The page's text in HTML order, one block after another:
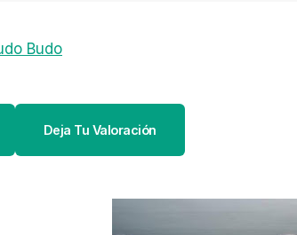
Budo
Deja Tu Valoración